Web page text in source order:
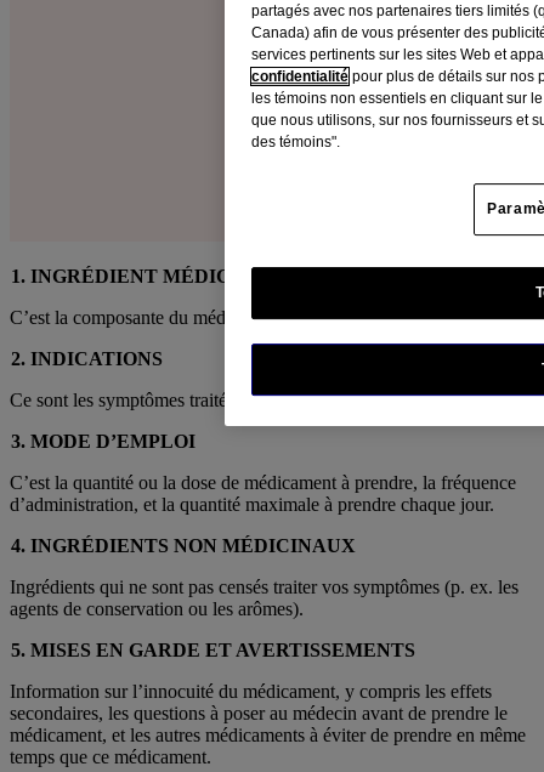
1. INGRÉDIENT MÉDICINAL
C’est la composante du médicament qui fournit l’effet.
2. INDICATIONS
Ce sont les symptômes traités par le médicament.
3. MODE D’EMPLOI
C’est la quantité ou la dose de médicament à prendre, la fréquence
d’administration, et la quantité maximale à prendre chaque jour.
4. INGRÉDIENTS NON MÉDICINAUX
Ingrédients qui ne sont pas censés traiter vos symptômes (p. ex. les
agents de conservation ou les arômes).
5. MISES EN GARDE ET AVERTISSEMENTS
Information sur l’innocuité du médicament, y compris les effets
secondaires, les questions à poser au médecin avant de prendre le
médicament, et les autres médicaments à éviter de prendre en même
temps que ce médicament.
partagés avec nos partenaires tiers limités
Canada) afin de vous présenter des
services pertinents sur les sites Web et
confidentialitépour plus de détails sur nos
les témoins non essentiels en cliquant sur
que nous utilisons, sur nos fournisseurs et
des témoins".